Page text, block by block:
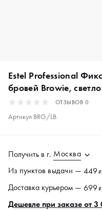
Estel Professional
бровей Browie,
ОТЗЫВОВ 0
Артикул BRG/LB
Получить в г. Москва
Из пунктов выдачи — 449₽
Доставка курьером — 699₽
Дешевле при заказе от 3